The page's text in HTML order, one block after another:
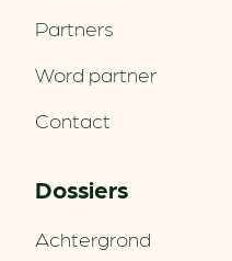
Partners
Word partner
Contact
Dossiers
Achtergrond